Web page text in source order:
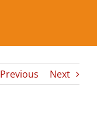
Previous Next